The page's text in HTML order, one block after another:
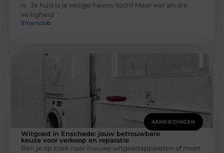
is Je huis is je veilige haven, toch? Maar wat als die
veiligheid
Smartclub
AANBIEDINGEN
Witgoed in Enschede: jouw betrouwbare
keuze voor verkoop en reparatie
Ben je op zoek naar nieuwe witgoedapparaten of moet